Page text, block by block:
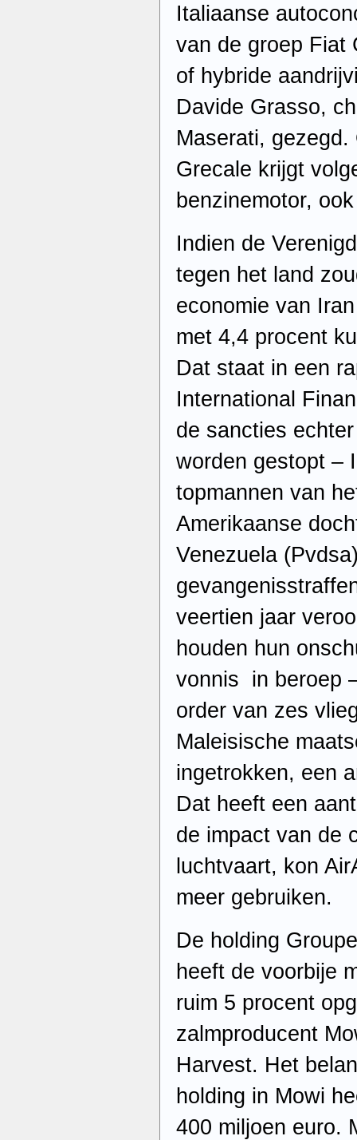
Italiaanse
van de groep Fiat
of hybride
Davide Grasso,
Maserati,
Grecale krijgt
benzinemotor,
Indien de
tegen het land
economie van
met 4,4 procent
Dat staat in een
International
de sancties
worden gestopt –
topmannen van
Amerikaanse
Venezuela
veertien jaar
houden hun
vonnis in beroep
order van zes
Maleisische
ingetrokken, een
Dat heeft een
de impact van de
luchtvaart, kon
meer gebruiken.
De holding
heeft de voorbije
ruim 5 procent
zalmproducent
Harvest. Het
holding in Mowi
400 miljoen euro.